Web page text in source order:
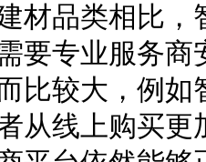
品类相比，
要专业服务
比较大，例
从线上购买